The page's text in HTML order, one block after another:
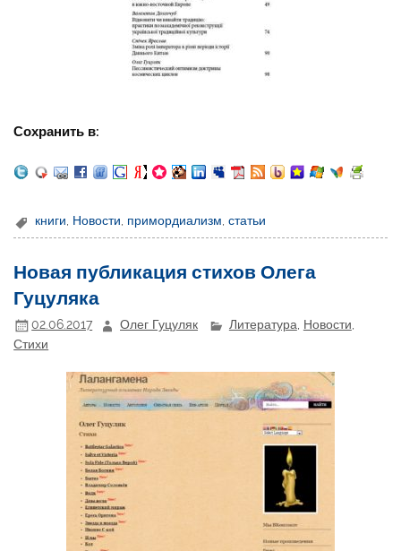
Сохранить в:
книги, Новости, примордиализм,статьи
Новая публикация стихов Олега
Гуцуляка
02.06.2017 Олег Гуцуляк Литература, Новости,
Стихи